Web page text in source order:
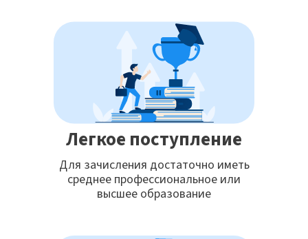
Легкое поступление
Для зачисления достаточно иметь
среднее профессиональное или
высшее образование